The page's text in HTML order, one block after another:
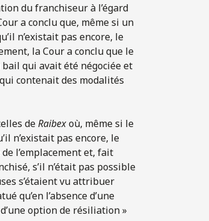
du franchiseur à l’égard
a conclu que, même si un
n’existait pas encore, le
la Cour a conclu que le
qui avait été négociée et
contenait des modalités
deRaibexoù, même si le
n’existait pas encore, le
l’emplacement et, fait
s’il n’était pas possible
s’étaient vu attribuer
qu’en l’absence d’une
option de résiliation »